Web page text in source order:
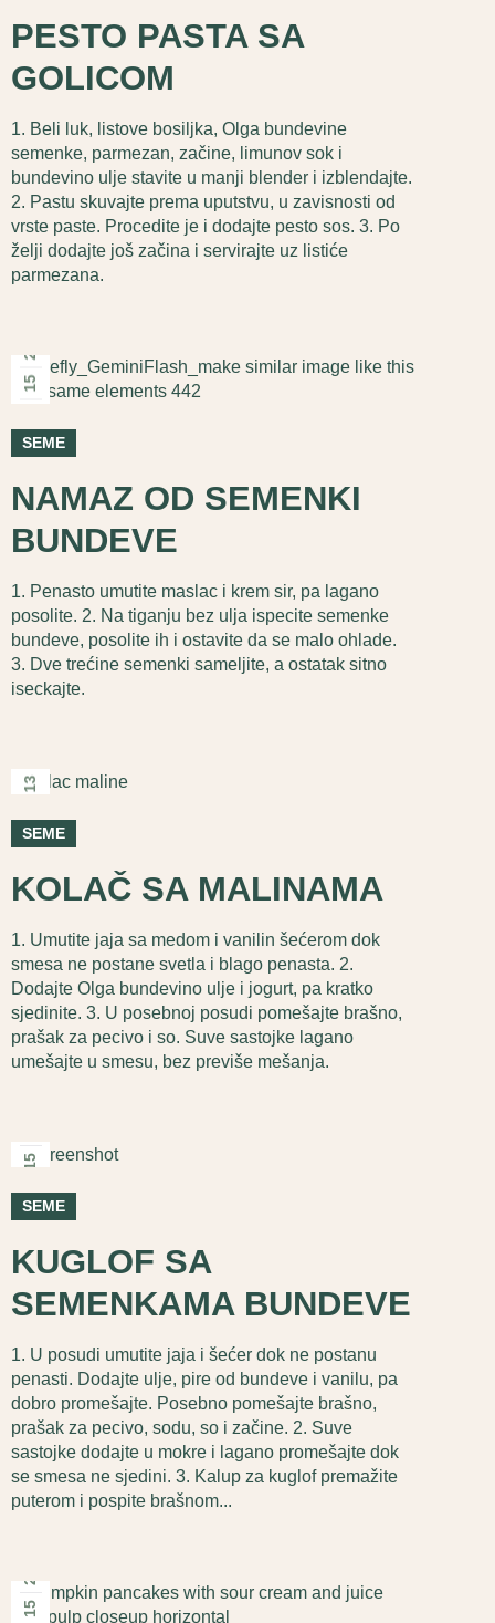
PESTO PASTA SA
GOLICOM
1. Beli luk, listove bosiljka, Olga bundevine
semenke, parmezan, začine, limunov sok i
bundevino ulje stavite u manji blender i izblendajte.
2. Pastu skuvajte prema uputstvu, u zavisnosti od
vrste paste. Procedite je i dodajte pesto sos. 3. Po
želji dodajte još začina i servirajte uz listiće
parmezana.
15
SEME
NAMAZ OD SEMENKI
BUNDEVE
1. Penasto umutite maslac i krem sir, pa lagano
posolite. 2. Na tiganju bez ulja ispecite semenke
bundeve, posolite ih i ostavite da se malo ohlade.
3. Dve trećine semenki sameljite, a ostatak sitno
iseckajte.
феб
13
SEME
KOLAČ SA MALINAMA
1. Umutite jaja sa medom i vanilin šećerom dok
smesa ne postane svetla i blago penasta. 2.
Dodajte Olga bundevino ulje i jogurt, pa kratko
sjedinite. 3. U posebnoj posudi pomešajte brašno,
prašak za pecivo i so. Suve sastojke lagano
umešajte u smesu, bez previše mešanja.
јан
15
SEME
KUGLOF SA
SEMENKAMA BUNDEVE
1. U posudi umutite jaja i šećer dok ne postanu
penasti. Dodajte ulje, pire od bundeve i vanilu, pa
dobro promešajte. Posebno pomešajte brašno,
prašak za pecivo, sodu, so i začine. 2. Suve
sastojke dodajte u mokre i lagano promešajte dok
se smesa ne sjedini. 3. Kalup za kuglof premažite
puterom i pospite brašnom...
15